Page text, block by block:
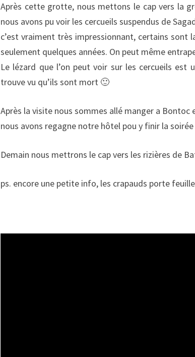
Après cette grotte, nous mettons le cap vers la
nous avons pu voir les cercueils suspendus de
c’est vraiment très impressionnant, certains sont
seulement quelques années. On peut même
Le lézard que l’on peut voir sur les cercueils est
trouve vu qu’ils sont mort 🙂
Après la visite nous sommes allé manger a
nous avons regagne notre hôtel pou y finir la
Demain nous mettrons le cap vers les rizières de
ps. encore une petite info, les crapauds porte